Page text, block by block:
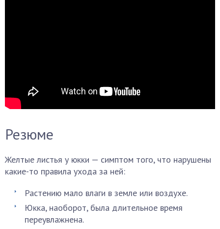
Резюме
Желтые листья у юкки — симптом того, что нарушены
какие-то правила ухода за ней:
Растению мало влаги в земле или воздухе.
Юкка, наоборот, была длительное время
переувлажнена.